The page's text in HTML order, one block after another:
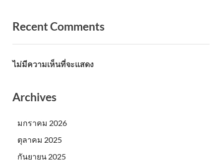
Recent Comments
ไม่มีความเห็นที่จะแสดง
Archives
มกราคม 2026
ตุลาคม 2025
กันยายน 2025